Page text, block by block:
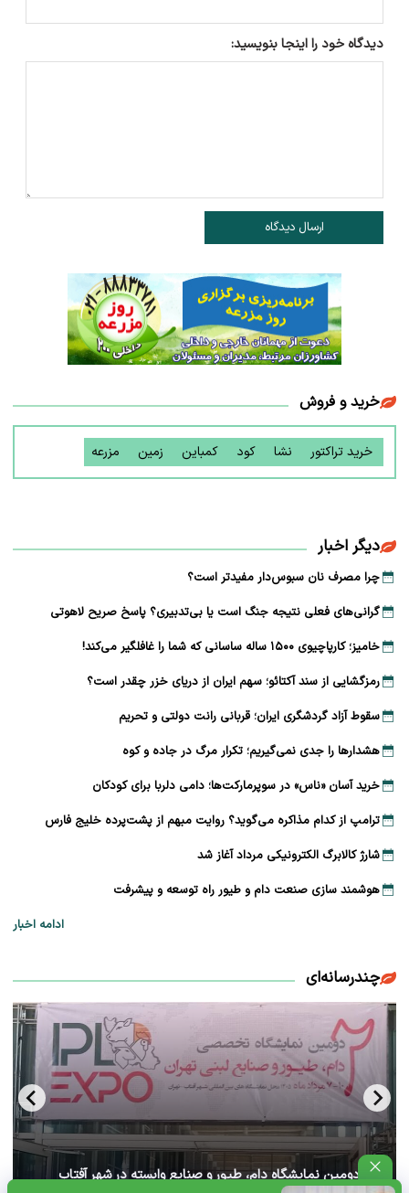
دیدگاه خود را اینجا بنویسید:
ارسال دیدگاه
خرید و فروش
خرید تراکتور نشا کود کمباین زمین مزرعه
دیگر اخبار
چرا مصرف نان سبوس‌دار مفیدتر است؟
گرانی‌های فعلی نتیجه جنگ است یا بی‌تدبیری؟ پاسخ صریح لاهوتی
خامیز؛ کارپاچیوی ۱۵۰۰ ساله ساسانی که شما را غافلگیر می‌کند!
رمزگشایی از سند آکتائو؛ سهم ایران از دریای خزر چقدر است؟
سقوط آزاد گردشگری ایران؛ قربانی رانت دولتی و تحریم
هشدارها را جدی نمی‌گیریم؛ تکرار مرگ در جاده و کوه
خرید آسان «ناس» در سوپرمارکت‌ها؛ دامی دلربا برای کودکان
ترامپ از کدام مذاکره می‌گوید؟ روایت مبهم از پشت‌پرده خلیج فارس
شارژ کالابرگ الکترونیکی مرداد آغاز شد
هوشمند سازی صنعت دام و طیور راه توسعه و پیشرفت
ادامه اخبار
چندرسانه‌ای
آغاز دومین نمایشگاه دام، طیور و صنایع وابسته در شهر آفتاب